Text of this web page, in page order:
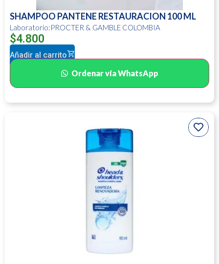
SHAMPOO PANTENE RESTAURACION 100 ML
Laboratorio:PROCTER & GAMBLE COLOMBIA
$4.800
Añadir al carrito
Ordenar vía WhatsApp